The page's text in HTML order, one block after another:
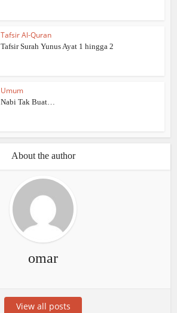
Tafsir Al-Quran
Tafsir Surah Yunus Ayat 1 hingga 2
Umum
Nabi Tak Buat…
About the author
omar
View all posts